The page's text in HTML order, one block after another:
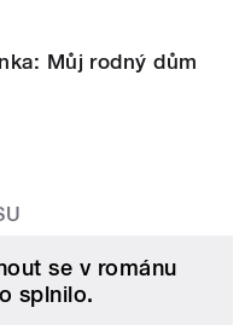
Můj rodný dům
se v románu
splnilo.